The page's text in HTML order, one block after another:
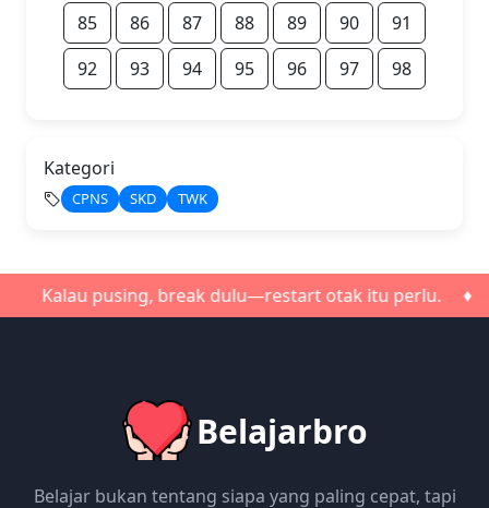
85
86 87 88 89 90
91
92
93 94 95 96 97 98
Kategori
CPNS SKD TWK
pusing, break dulu—restart otak itu perlu. ♦
Belajarbro
Belajar bukan tentang siapa yang paling cepat, tapi